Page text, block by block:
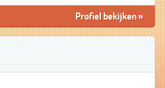
Profiel bekijken»